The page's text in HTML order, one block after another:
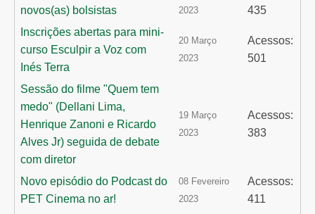
novos(as) bolsistas
2023
435
Inscrições abertas para mini-
curso Esculpir a Voz com
Inés Terra
20 Março
2023
Acessos:
501
Sessão do filme "Quem tem
medo" (Dellani Lima,
Henrique Zanoni e Ricardo
Alves Jr) seguida de debate
com diretor
19 Março
2023
Acessos:
383
Novo episódio do Podcast do
PET Cinema no ar!
08 Fevereiro
2023
Acessos:
411